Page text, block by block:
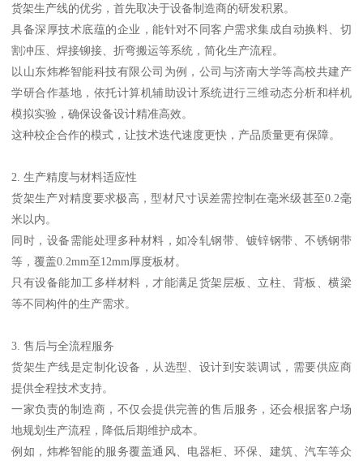
货架生产线的优劣，首先取决于设备制造商的研发积累。
具备深厚技术底蕴的企业，能针对不同客户需求集成自动换料、切
割冲压、焊接铆接、折弯搬运等系统，简化生产流程。
以山东炜桦智能科技有限公司为例，公司与济南大学等高校共建产
学研合作基地，依托计算机辅助设计系统进行三维动态分析和样机
模拟实验，确保设备设计精准高效。
这种校企合作的模式，让技术迭代速度更快，产品质量更有保障。
2. 生产精度与材料适应性
货架生产对精度要求极高，型材尺寸误差需控制在毫米级甚至0.2毫
米以内。
同时，设备需能处理多种材料，如冷轧钢带、镀锌钢带、不锈钢带
等，覆盖0.2mm至12mm厚度板材。
只有设备能加工多样材料，才能满足货架层板、立柱、背板、横梁
等不同构件的生产需求。
3. 售后与全流程服务
货架生产线是定制化设备，从选型、设计到安装调试，需要供应商
提供全程技术支持。
一家负责的制造商，不仅会提供完善的售后服务，还会根据客户场
地规划生产流程，降低后期维护成本。
例如，炜桦智能的服务覆盖通风、电器柜、环保、建筑、汽车等众